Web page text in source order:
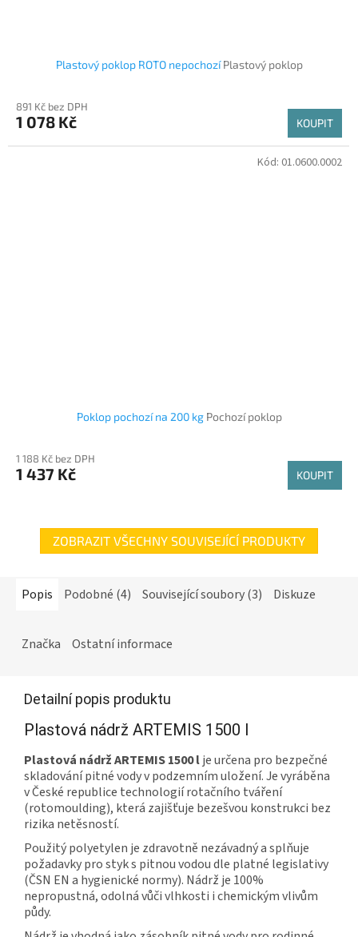
Plastový poklop ROTO nepochozíPlastový poklop
891 Kč bez DPH
1 078 Kč KOUPIT
Poklop pochozí na 200 kg Pochozí poklop
1 188 Kč bez DPH
1 437 Kč KOUPIT
Kód: 01.0600.0002
ZOBRAZIT VŠECHNY SOUVISEJÍCÍ PRODUKTY
Popis Podobné (4) Související soubory (3) Diskuze
Značka Ostatní informace
Detailní popis produktu
Plastová nádrž ARTEMIS 1500 l
Plastová nádrž ARTEMIS 1500 lje určena pro bezpečné
skladování pitné vody v podzemním uložení. Je vyráběna
v České republice technologií rotačního tváření
(rotomoulding), která zajišťuje bezešvou konstrukci bez
rizika netěsností.
Použitý polyetylen je zdravotně nezávadný a splňuje
požadavky pro styk s pitnou vodou dle platné legislativy
(ČSN EN a hygienické normy). Nádrž je 100%
nepropustná, odolná vůči vlhkosti i chemickým vlivům
půdy.